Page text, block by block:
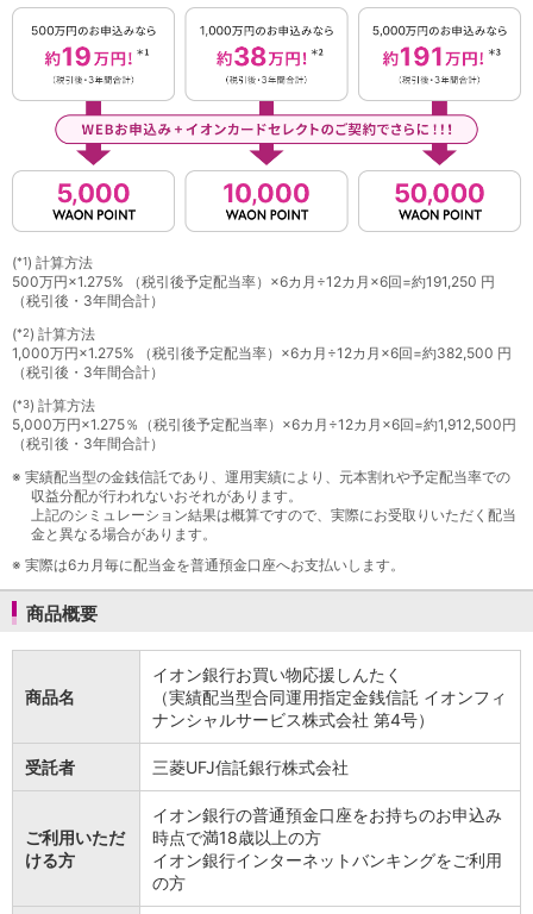
宮城県
秋田県
山形県
福島県
関東／北陸・甲信越
栃木県
群馬県
千葉県
東京都
新潟県
富山県
石川県
山梨県
長野県
東海／近畿
岐阜県
静岡県
愛知県
滋賀県
兵庫県
和歌山県
中国／四国
岡山県
徳島県
香川県
(*1) 計算方法
500万円×1.275% （税引後予定配当率）×6カ月÷12カ月×6回=約191,250 円
（税引後・3年間合計）
(*2) 計算方法
1,000万円×1.275% （税引後予定配当率）×6カ月÷12カ月×6回=約382,500 円
（税引後・3年間合計）
(*3) 計算方法
5,000万円×1.275％（税引後予定配当率）×6カ月÷12カ月×6回=約1,912,500円
（税引後・3年間合計）
※ 実績配当型の金銭信託であり、運用実績により、元本割れや予定配当率での
収益分配が行われないおそれがあります。
上記のシミュレーション結果は概算ですので、実際にお受取りいただく配当
金と異なる場合があります。
※ 実際は6カ月毎に配当金を普通預金口座へお支払いします。
商品概要
商品名
イオン銀行お買い物応援しんたく
（実績配当型合同運用指定金銭信託 イオンフィ
ナンシャルサービス株式会社 第4号）
受託者 三菱UFJ信託銀行株式会社
ご利用いただ
ける方
イオン銀行の普通預金口座をお持ちのお申込み
時点で満18歳以上の方
イオン銀行インターネットバンキングをご利用
の方